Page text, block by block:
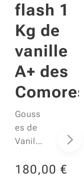
flash 1
Kg de
vanille
A+ des
Gouss
es de
Vanille
on de
180,00 €